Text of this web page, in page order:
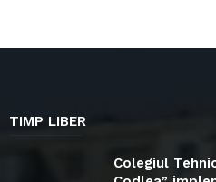
TIMP LIBER
Colegiul